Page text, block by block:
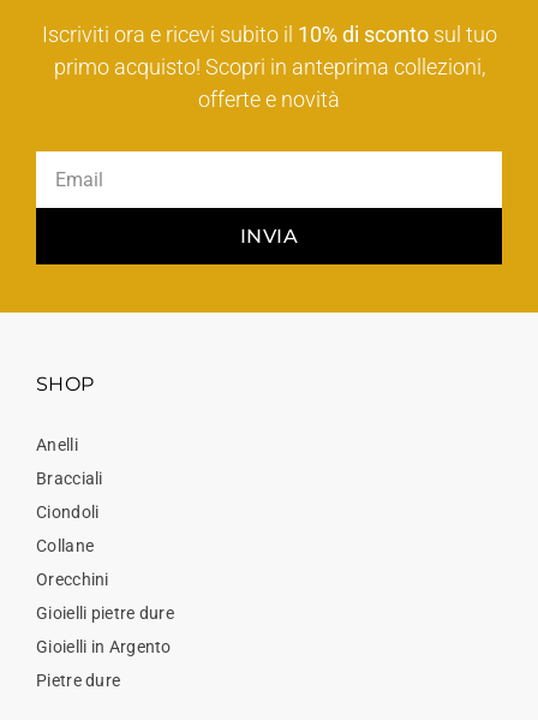
Iscriviti ora e ricevi subito il 10% di scontosul tuo
primo acquisto! Scopri in anteprima collezioni,
offerte e novità
INVIA
SHOP
Anelli
Bracciali
Ciondoli
Collane
Orecchini
Gioielli pietre dure
Gioielli in Argento
Pietre dure